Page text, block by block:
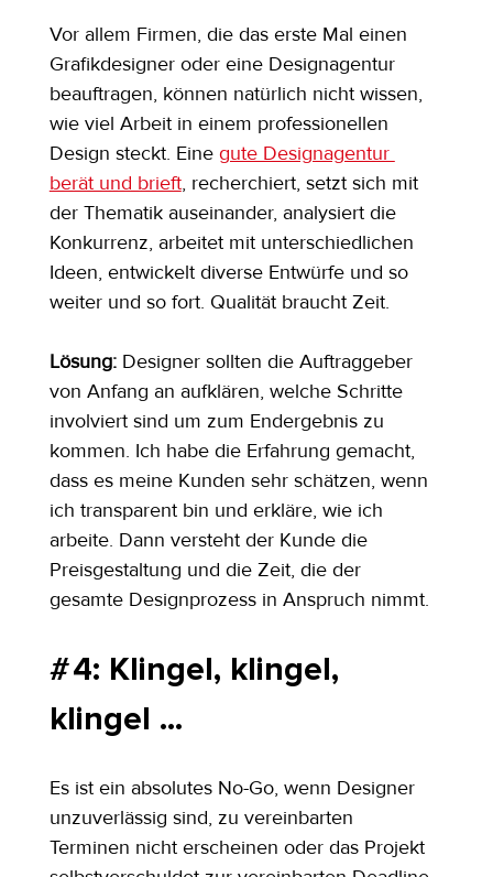
Vor allem Firmen, die das erste Mal einen
Grafikdesigner oder eine Designagentur
beauftragen, können natürlich nicht wissen,
wie viel Arbeit in einem professionellen
Design steckt. Eine gute Designagentur
berät und brieft, recherchiert, setzt sich mit
der Thematik auseinander, analysiert die
Konkurrenz, arbeitet mit unterschiedlichen
Ideen, entwickelt diverse Entwürfe und so
weiter und so fort. Qualität braucht Zeit.
Lösung: Designer sollten die Auftraggeber
von Anfang an aufklären, welche Schritte
involviert sind um zum Endergebnis zu
kommen. Ich habe die Erfahrung gemacht,
dass es meine Kunden sehr schätzen, wenn
ich transparent bin und erkläre, wie ich
arbeite. Dann versteht der Kunde die
Preisgestaltung und die Zeit, die der
gesamte Designprozess in Anspruch nimmt.
# 4: Klingel, klingel,
klingel ...
Es ist ein absolutes No-Go, wenn Designer
unzuverlässig sind, zu vereinbarten
Terminen nicht erscheinen oder das Projekt